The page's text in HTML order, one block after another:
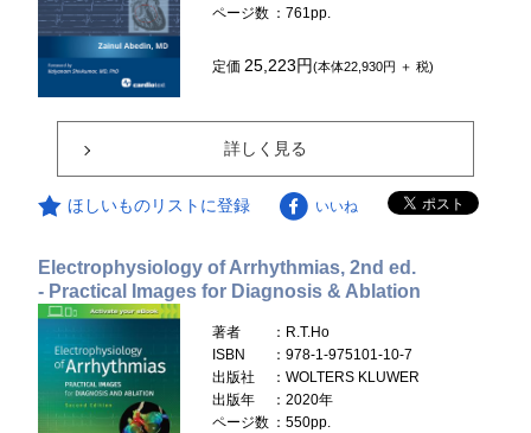
ページ数 ：761pp.
定価 25,223円(本体22,930円 ＋ 税)
詳しく見る
ほしいものリストに登録 いいね
Electrophysiology of Arrhythmias, 2nd ed.
- Practical Images for Diagnosis & Ablation
著者
：R.T.Ho
ISBN
：978-1-975101-10-7
出版社
：WOLTERS KLUWER
出版年
：2020年
ページ数 ：550pp.